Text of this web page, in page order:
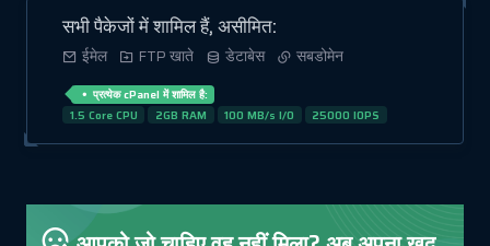
सभी पैकेजों में शामिल हैं, असीमित:
ईमेल FTP खाते डेटाबेस सबडोमेन
प्रत्येक cPanel में शामिल है:
1.5 Core CPU
2GB RAM 100 MB/s I/O 25000 IOPS